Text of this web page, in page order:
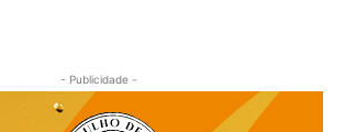
- Publicidade -